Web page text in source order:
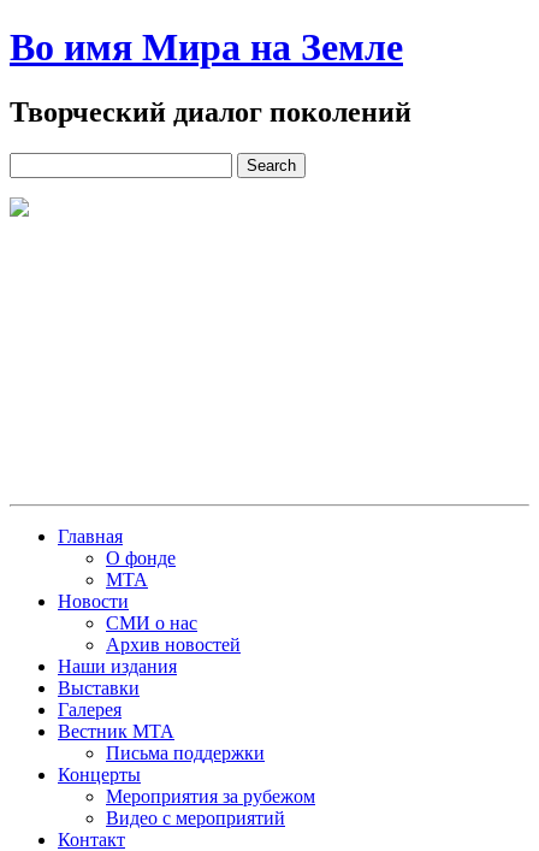
Во имя Мира на Земле
Творческий диалог поколений
Главная
О фонде
МТА
Новости
СМИ о нас
Архив новостей
Наши издания
Выставки
Галерея
Вестник МТА
Письма поддержки
Концерты
Мероприятия за рубежом
Видео с мероприятий
Контакт